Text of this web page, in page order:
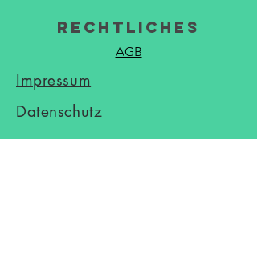
Rechtliches
AGB
Impressum
Datenschutz